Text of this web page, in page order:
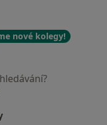
nové kolegy!